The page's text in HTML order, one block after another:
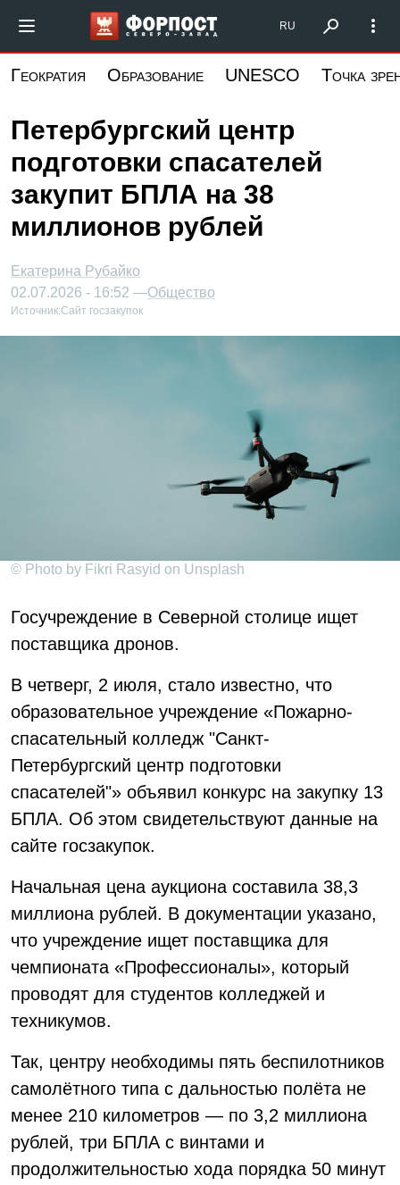
основному
Форпост Северо-Запад
RU
Геократия Образование UNESCO Точка
Петербургский центр
подготовки спасателей
закупит БПЛА на 38
миллионов рублей
Екатерина Рубайко
02.07.2026 - 16:52 —Общество
Источник:Сайт госзакупок
© Photo by Fikri Rasyid on Unsplash
Госучреждение в Северной столице ищет
поставщика дронов.
В четверг, 2 июля, стало известно, что
образовательное учреждение «Пожарно-
спасательный колледж "Санкт-
Петербургский центр подготовки
спасателей"» объявил конкурс на закупку 13
БПЛА. Об этом свидетельствуют данные на
сайте госзакупок.
Начальная цена аукциона составила 38,3
миллиона рублей. В документации указано,
что учреждение ищет поставщика для
чемпионата «Профессионалы», который
проводят для студентов колледжей и
техникумов.
Так, центру необходимы пять беспилотников
самолётного типа с дальностью полёта не
менее 210 километров — по 3,2 миллиона
рублей, три БПЛА с винтами и
продолжительностью хода порядка 50 минут